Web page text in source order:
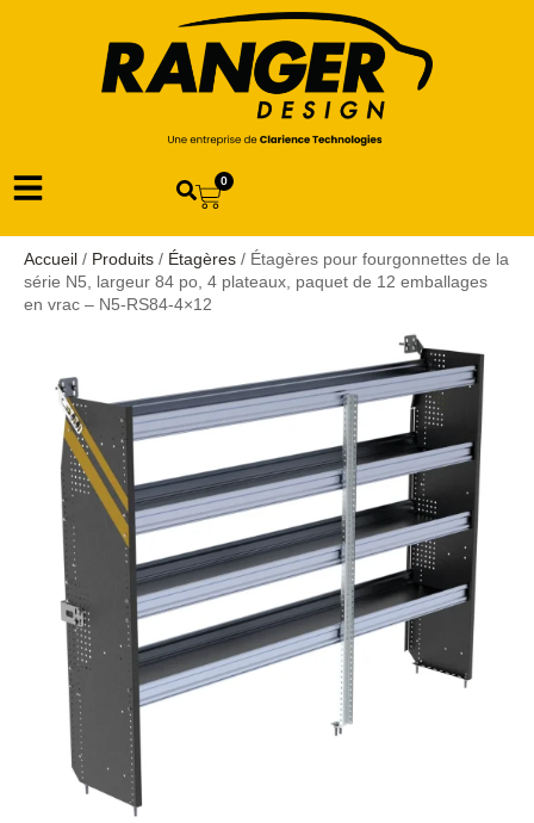
0
Accueil / Produits / Étagères / Étagères pour fourgonnettes de la
série N5, largeur 84 po, 4 plateaux, paquet de 12 emballages
en vrac – N5-RS84-4×12